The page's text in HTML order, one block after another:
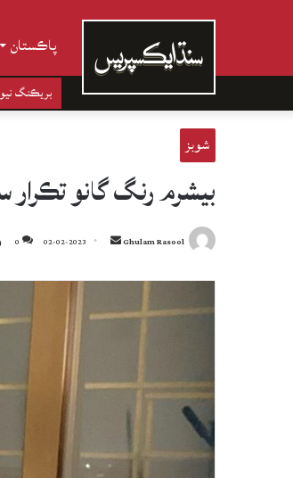
پاڪستان
بريڪنگ
شوبز
بيشرم رنگ گانو
Ghulam Rasool
Send
email
02-02-2023
0